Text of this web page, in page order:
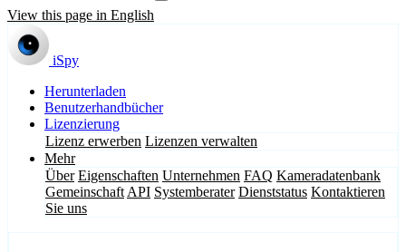
View this page in English
iSpy
Herunterladen
Benutzerhandbücher
Lizenzierung
Lizenz erwerben Lizenzen verwalten
Mehr
Über Eigenschaften Unternehmen FAQ Kameradatenbank
Gemeinschaft API Systemberater Dienststatus Kontaktieren
Sie uns